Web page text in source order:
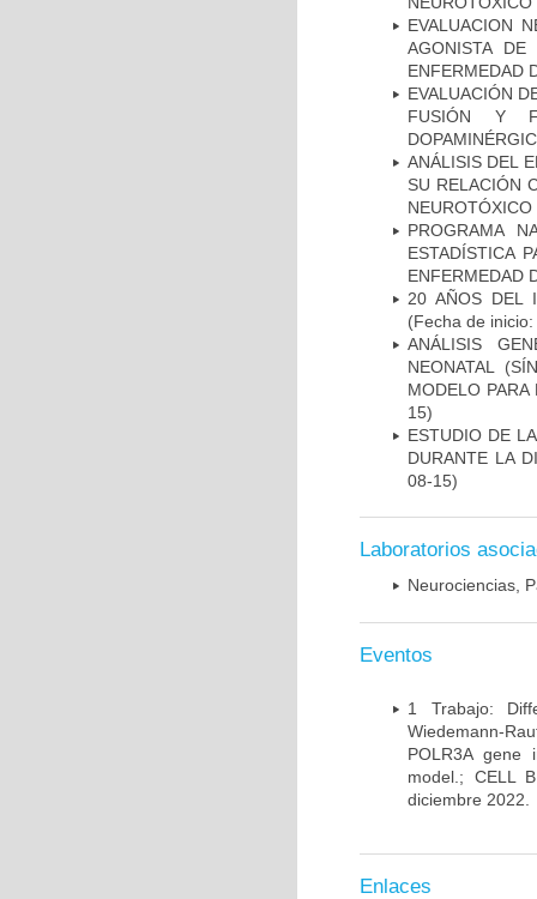
EVALUACION
AGONISTA
ENFERMEDAD
EVALUACIÓN
FUSIÓN Y
ANÁLISIS DEL
SU RELACIÓN
NEUROTÓXICO
PROGRAMA
ESTADÍSTICA
ENFERMEDAD
20 AÑOS DEL
(Fecha de
ANÁLISIS
NEONATAL
MODELO
15)
ESTUDIO DE
DURANTE LA
08-15)
Laboratorios
Neurociencias,
Eventos
1 Trabajo:
Wiedemann-
POLR3A gene
model.; CELL
diciembre 2022.
Enlaces